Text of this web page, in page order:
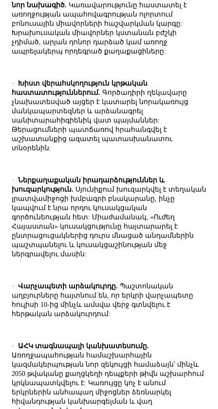
նոր նախագիծ. Կառավարությունը հաստատել է
առողջության ապահովագրության ոլորտում
բոնուսային միավորների հաշվարկման կարգը:
Խրախուսական միավորներ կստանան բժշկի
չդիմած, արյան դոնոր դարձած կամ առողջ
ապրելակերպ որդեգրած քաղաքացիները:
·
Խիստ վերահսկողություն կրթական
հաստատություններում. Գործադիրի ղեկավարը
չնախատեսված այցեր է կատարել նորակառույց
մանկապարտեզներ և արձանագրել
սանիտարահիգիենիկ վատ պայմաններ:
Թերացումների պատճառով հրահանգվել է
աշխատանքից ազատել պատասխանատու
տնօրենին:
· Ներքաղաքական իրադարձություններ և
խուզարկություն. Սյունիքում խուզարկվել է տեղական
լրատվամիջոցի խմբագրի բնակարանը, ինչը
կապվում է նրա որդու կուսակցական
գործունեության հետ: Միաժամանակ, «Ուժեղ
Հայաստան» կուսակցությունը հայտարարել է
ընտրացուցակներից դուրս մնացած անդամներին
պաշտպանելու և կուսակցաշինության մեջ
ներգրավելու մասին:
· Վարչապետի արձակուրդը. Պաշտոնական
աղբյուրները հայտնում են, որ երկրի վարչապետը
հուլիսի 10-ից մինչև ամսվա վերջ գտնվելու է
հերթական արձակուրդում:
· ԱՀԿ տագնապալի կանխատեսումը.
Առողջապահության համաշխարհային
կազմակերպության նոր զեկույցի համաձայն՝ մինչև
2050 թվականը քաղցկեղի դեպքերի թիվն աշխարհում
կրկնապատկվելու է: Կառույցը կոչ է անում
երկրներին անհապաղ միջոցներ ձեռնարկել
հիվանդության կանխարգելման և վաղ